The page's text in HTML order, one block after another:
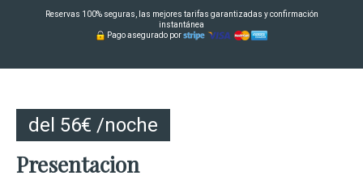
Reservas 100% seguras, las mejores tarifas garantizadas y confirmación
instantánea
Pago asegurado por
del 56€ /noche
Presentacion